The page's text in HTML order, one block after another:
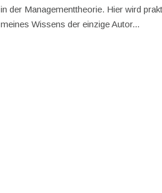
in der Managementtheorie. Hier wird
meines Wissens der einzige Autor...